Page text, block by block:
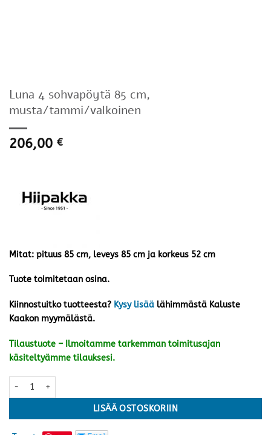
Luna 4 sohvapöytä 85 cm,
musta/tammi/valkoinen
206,00 €
Mitat: pituus 85 cm, leveys 85 cm ja korkeus 52 cm
Tuote toimitetaan osina.
Kiinnostuitko tuotteesta? Kysy lisää lähimmästä Kaluste
Kaakon myymälästä.
Tilaustuote – Ilmoitamme tarkemman toimitusajan
käsiteltyämme tilauksesi.
Luna 4 sohvapöytä 85 cm, musta/tammi/valkoinen määrä
LISÄÄ OSTOSKORIIN